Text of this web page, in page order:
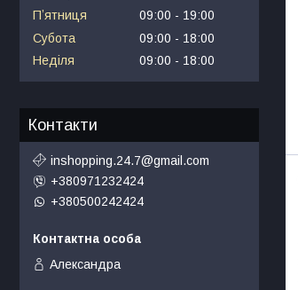
Пʼятниця
09:00
19:00
Субота
09:00
18:00
Неділя
09:00 18:00
Контакти
inshopping.24.7@gmail.com
+380971232424
+380500242424
Александра